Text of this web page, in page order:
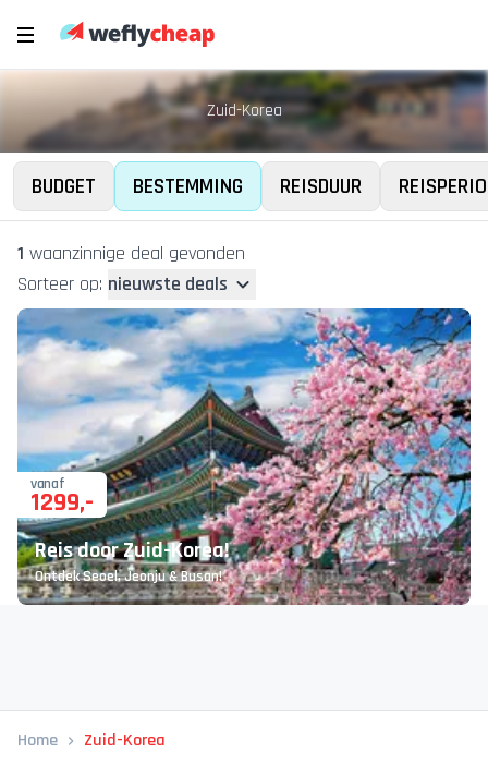
Zuid-Korea
BUDGET BESTEMMING REISDUUR
1 waanzinnige deal gevonden
Sorteer op: nieuwste deals
vanaf
1299,-
Reis door Zuid-Korea!
Ontdek Seoel, Jeonju & Busan!
Home Zuid-Korea